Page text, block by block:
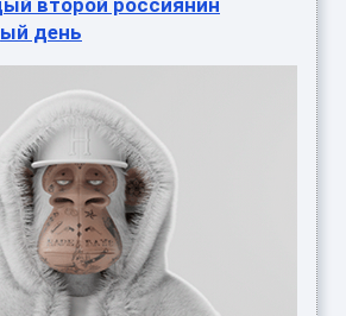
второй россиянин
день